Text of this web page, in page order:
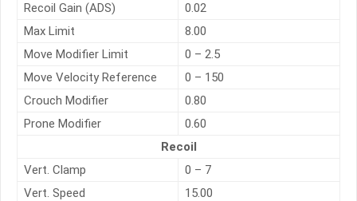
Recoil Gain (ADS)
0.02
Max Limit
8.00
Move Modifier Limit
0 – 2.5
Move Velocity Reference
0 – 150
Crouch Modifier
0.80
Prone Modifier
0.60
Recoil
Vert. Clamp
0 – 7
Vert. Speed
15.00